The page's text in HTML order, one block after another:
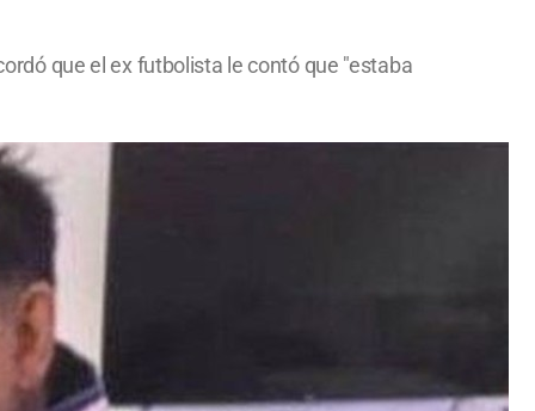
que el ex futbolista le contó que "estaba